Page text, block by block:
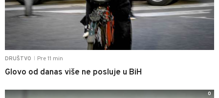
DRUŠTVO Pre 11 min
Glovo od danas više ne posluje u BiH
0